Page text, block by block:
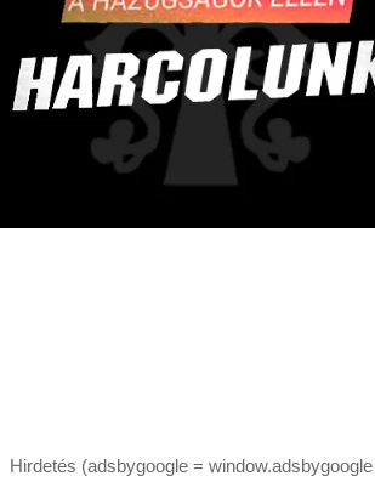
Hirdetés (adsbygoogle =